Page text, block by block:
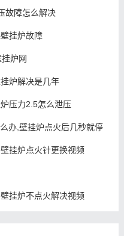
故障怎么解决
挂炉故障
炉网
炉解决是几年
压力2.5怎么泄压
办,壁挂炉点火后几秒就停
挂炉点火针更换视频
挂炉不点火解决视频